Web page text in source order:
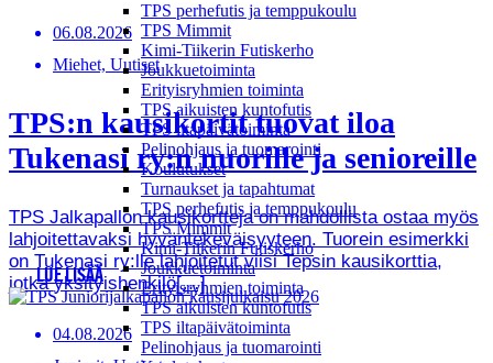
TPS perhefutis ja temppukoulu
TPS Mimmit
Kimi-Tiikerin Futiskerho
Joukkuetoiminta
Erityisryhmien toiminta
TPS aikuisten kuntofutis
TPS iltapäivätoiminta
Pelinohjaus ja tuomarointi
Koulutukset
Turnaukset ja tapahtumat
TPS perhefutis ja temppukoulu
TPS Mimmit
Kimi-Tiikerin Futiskerho
Joukkuetoiminta
Erityisryhmien toiminta
TPS aikuisten kuntofutis
TPS iltapäivätoiminta
Pelinohjaus ja tuomarointi
06.08.2026
Miehet, Uutiset
TPS:n kausikortit tuovat iloa
Tukenasi ry:n nuorille ja senioreille
TPS Jalkapallon kausikortteja on mahdollista ostaa myös
lahjoitettavaksi hyväntekeväisyyteen. Tuorein esimerkki
on Tukenasi ry:lle lahjoitetut viisi Tepsin kausikorttia,
jotka yksityishenkilö[…]
LUE LISÄÄ
04.08.2026